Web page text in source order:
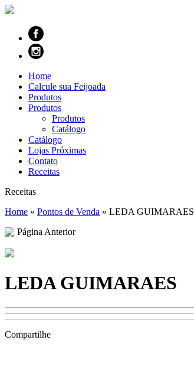
Home
Calcule sua Feijoada
Produtos
Produtos
Produtos
Catálogo
Catálogo
Lojas Próximas
Contato
Receitas
Receitas
Home » Pontos de Venda » LEDA GUIMARAES
Página Anterior
LEDA GUIMARAES
Compartilhe